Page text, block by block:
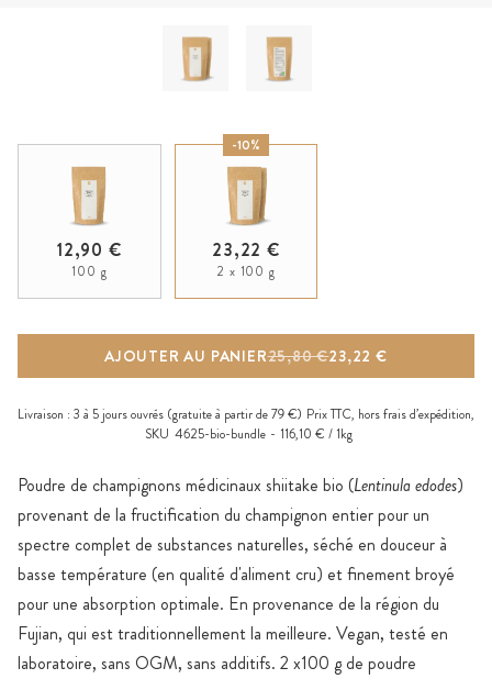
Poudre de champignons médicinaux shiitake bio (Lentinula edodes)
provenant de la fructification du champignon entier pour un
spectre complet de substances naturelles, séché en douceur à
basse température (en qualité d'aliment cru) et finement broyé
pour une absorption optimale. En provenance de la région du
Fujian, qui est traditionnellement la meilleure. Vegan, testé en
laboratoire, sans OGM, sans additifs. 2 x100 g de poudre
12,90 €
100 g
-10%
23,22 €
2 x 100 g
AJOUTER AU PANIER 23,22 €
25,80 €
Livraison : 3 à 5 jours ouvrés (gratuite à partir de 79 €) Prix TTC, horsfrais d’expédition,
SKU 4625-bio-bundle 116,10 € / 1kg